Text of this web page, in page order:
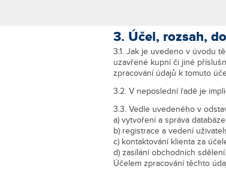
3. Účel, rozsah,
3.1. Jak je uvedeno v úvodu
uzavřené kupní či jiné
zpracování údajů k tomuto
3.2. V neposlední řadě je
3.3. Vedle uvedeného v
a) vytvoření a správa
b) registrace a vedení
c) kontaktování klienta za
d) zasílání obchodních sdělení.
Účelem zpracování těchto